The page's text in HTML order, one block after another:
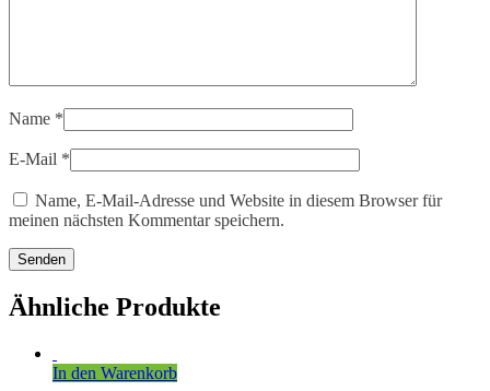
Name *
E-Mail *
Name, E-Mail-Adresse und Website in diesem Browser für
meinen nächsten Kommentar speichern.
Ähnliche Produkte
In den Warenkorb